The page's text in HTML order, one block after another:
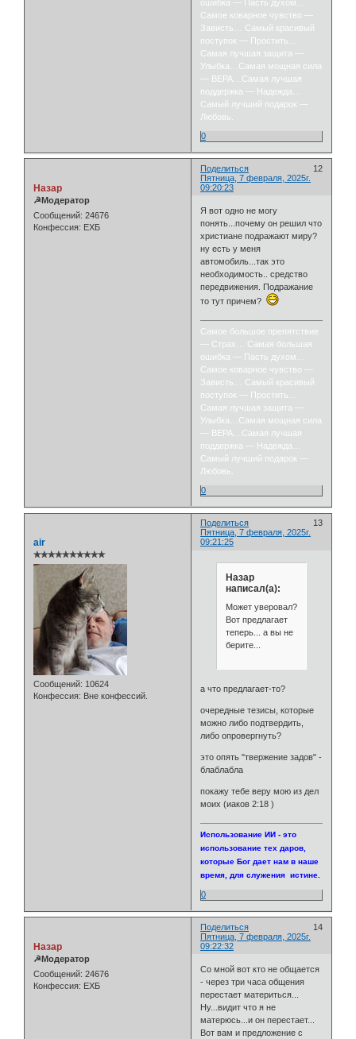
ошибка — Пасть духом…
Самое коварное чувство —
Зависть… Самый красивый
поступок — Простить…
Самая лучшая защита —
Улыбка…Самая мощная сила
— ВЕРА…Самая лучшая
поддержка — Надежда…
Самый лучший подарок —
Любовь.
0
Поделиться
12
Пятница, 7 февраля, 2025г.
09:20:23
Назар
☭Модератор
Сообщений: 24676
Конфессия: ЕХБ
Я вот одно не могу
понять...почему он решил что
христиане подражают миру?
ну есть у меня
автомобиль...так это
необходимость.. средство
передвижения. Подражание
то тут причем?
Самое большое препятствие
— Страх… Самая большая
ошибка — Пасть духом…
Самое коварное чувство —
Зависть… Самый красивый
поступок — Простить…
Самая лучшая защита —
Улыбка…Самая мощная сила
— ВЕРА…Самая лучшая
поддержка — Надежда…
Самый лучший подарок —
Любовь.
0
Поделиться
13
Пятница, 7 февраля, 2025г.
09:21:25
air
✯✯✯✯✯✯✯✯✯✯
Сообщений: 10624
Конфессия: Вне конфессий.
Назар
написал(а):
Может уверовал?
Вот предлагает
теперь... а вы не
берите...
а что предлагает-то?
очередные тезисы, которые
можно либо подтвердить,
либо опровергнуть?
это опять "твержение задов" -
блаблабла
покажу тебе веру мою из дел
моих (иаков 2:18 )
Использование ИИ - это
использование тех даров,
которые Бог дает нам в наше
время, для служения истине.
0
Поделиться
14
Пятница, 7 февраля, 2025г.
09:22:32
Назар
☭Модератор
Сообщений: 24676
Конфессия: ЕХБ
Со мной вот кто не общается
- через три часа общения
перестает материться...
Ну...видит что я не
матерюсь...и он перестает...
Вот вам и предложение с